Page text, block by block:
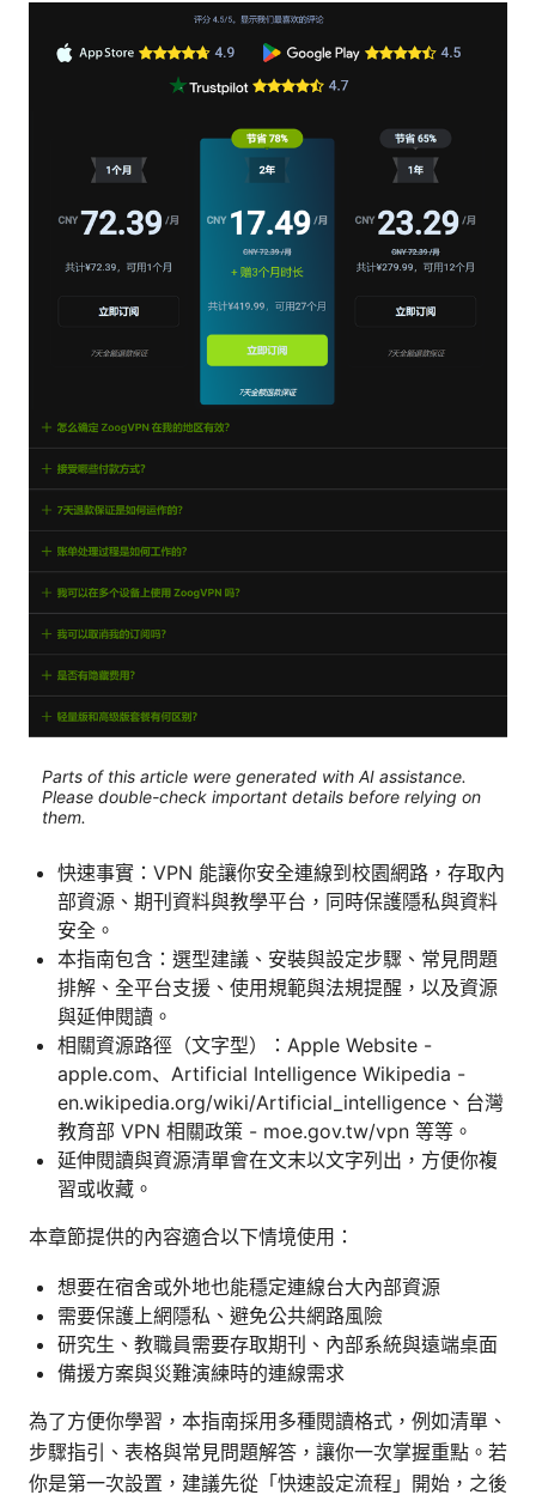
Parts of this article were generated with AI assistance.
Please double-check important details before relying on
them.
快速事實：VPN 能讓你安全連線到校園網路，存取內
部資源、期刊資料與教學平台，同時保護隱私與資料
安全。
本指南包含：選型建議、安裝與設定步驟、常見問題
排解、全平台支援、使用規範與法規提醒，以及資源
與延伸閱讀。
相關資源路徑（文字型）：Apple Website -
apple.com、Artificial Intelligence Wikipedia -
en.wikipedia.org/wiki/Artificial_intelligence、台灣
教育部 VPN 相關政策 - moe.gov.tw/vpn 等等。
延伸閱讀與資源清單會在文末以文字列出，方便你複
習或收藏。
本章節提供的內容適合以下情境使用：
想要在宿舍或外地也能穩定連線台大內部資源
需要保護上網隱私、避免公共網路風險
研究生、教職員需要存取期刊、內部系統與遠端桌面
備援方案與災難演練時的連線需求
為了方便你學習，本指南採用多種閱讀格式，例如清單、
步驟指引、表格與常見問題解答，讓你一次掌握重點。若
你是第一次設置，建議先從「快速設定流程」開始，之後